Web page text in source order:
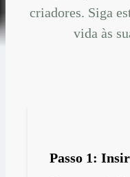
criadores. Siga
vida às
Passo 1: